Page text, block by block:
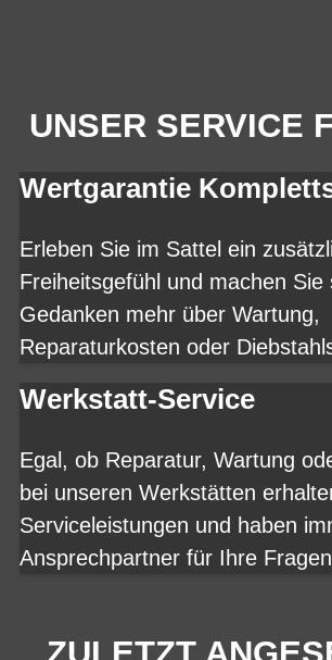
UNSER SERVICE
Wertgarantie
Erleben Sie im Sattel ein
Freiheitsgefühl und machen Sie
Gedanken mehr über Wartung,
Reparaturkosten oder
Werkstatt-Service
Egal, ob Reparatur, Wartung
bei unseren Werkstätten
Serviceleistungen und haben
Ansprechpartner für Ihre